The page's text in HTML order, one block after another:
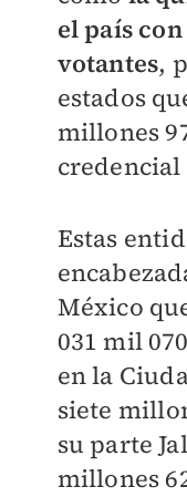
el país
votantes,
estados
millones
Estas
México
031 mil
en la
siete
su parte
millones